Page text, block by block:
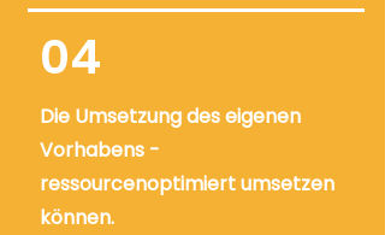
04
Die Umsetzung des eigenen
Vorhabens -
ressourcenoptimiert umsetzen
können.